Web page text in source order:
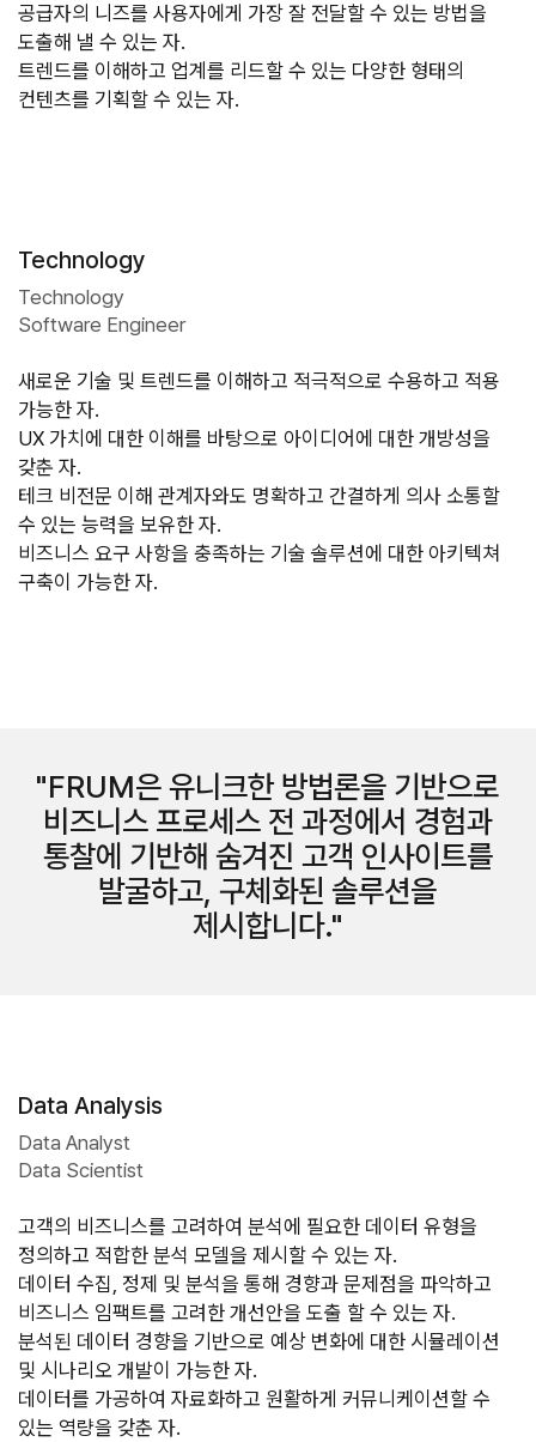
공급자의 니즈를 사용자에게 가장 잘 전달할 수 있는 방법을
도출해 낼 수 있는 자.
트렌드를 이해하고 업계를 리드할 수 있는 다양한 형태의
컨텐츠를 기획할 수 있는 자.
Technology
Technology
Software Engineer
새로운 기술 및 트렌드를 이해하고 적극적으로 수용하고 적용
가능한 자.
UX 가치에 대한 이해를 바탕으로 아이디어에 대한 개방성을
갖춘 자.
테크 비전문 이해 관계자와도 명확하고 간결하게 의사 소통할
수 있는 능력을 보유한 자.
비즈니스 요구 사항을 충족하는 기술 솔루션에 대한 아키텍쳐
구축이 가능한 자.
FRUM은 유니크한 방법론을 기반으로
비즈니스 프로세스 전 과정에서 경험과
통찰에 기반해 숨겨진 고객 인사이트를
발굴하고, 구체화된 솔루션을
제시합니다.
Data Analysis
Data Analyst
Data Scientist
고객의 비즈니스를 고려하여 분석에 필요한 데이터 유형을
정의하고 적합한 분석 모델을 제시할 수 있는 자.
데이터 수집, 정제 및 분석을 통해 경향과 문제점을 파악하고
비즈니스 임팩트를 고려한 개선안을 도출 할 수 있는 자.
분석된 데이터 경향을 기반으로 예상 변화에 대한 시뮬레이션
및 시나리오 개발이 가능한 자.
데이터를 가공하여 자료화하고 원활하게 커뮤니케이션할 수
있는 역량을 갖춘 자.